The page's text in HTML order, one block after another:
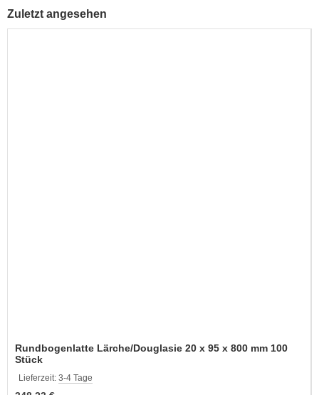
Zuletzt angesehen
Rundbogenlatte Lärche/Douglasie 20 x 95 x 800 mm 100
Stück
Lieferzeit: 3-4 Tage